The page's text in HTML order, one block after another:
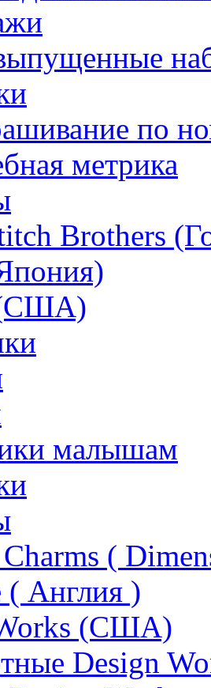
по
метрика
Brothers
малышам
(
( Англия )
(США)
Design